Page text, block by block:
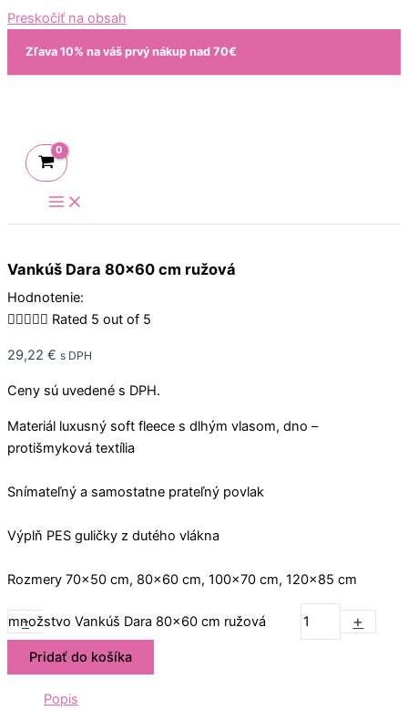
Preskočiť na obsah
Zľava 10% na váš prvý nákup nad 70€
Vankúš Dara 80×60 cm ružová
Hodnotenie:
 Rated 5 out of 5
29,22 € s DPH
Ceny sú uvedené s DPH.
Materiál luxusný soft fleece s dlhým vlasom, dno –
protišmyková textília
Snímateľný a samostatne prateľný povlak
Výplň PES guličky z dutého vlákna
Rozmery 70×50 cm, 80×60 cm, 100×70 cm, 120×85 cm
-
množstvo Vankúš Dara 80x60 cm ružová +
Pridať do košíka
Popis